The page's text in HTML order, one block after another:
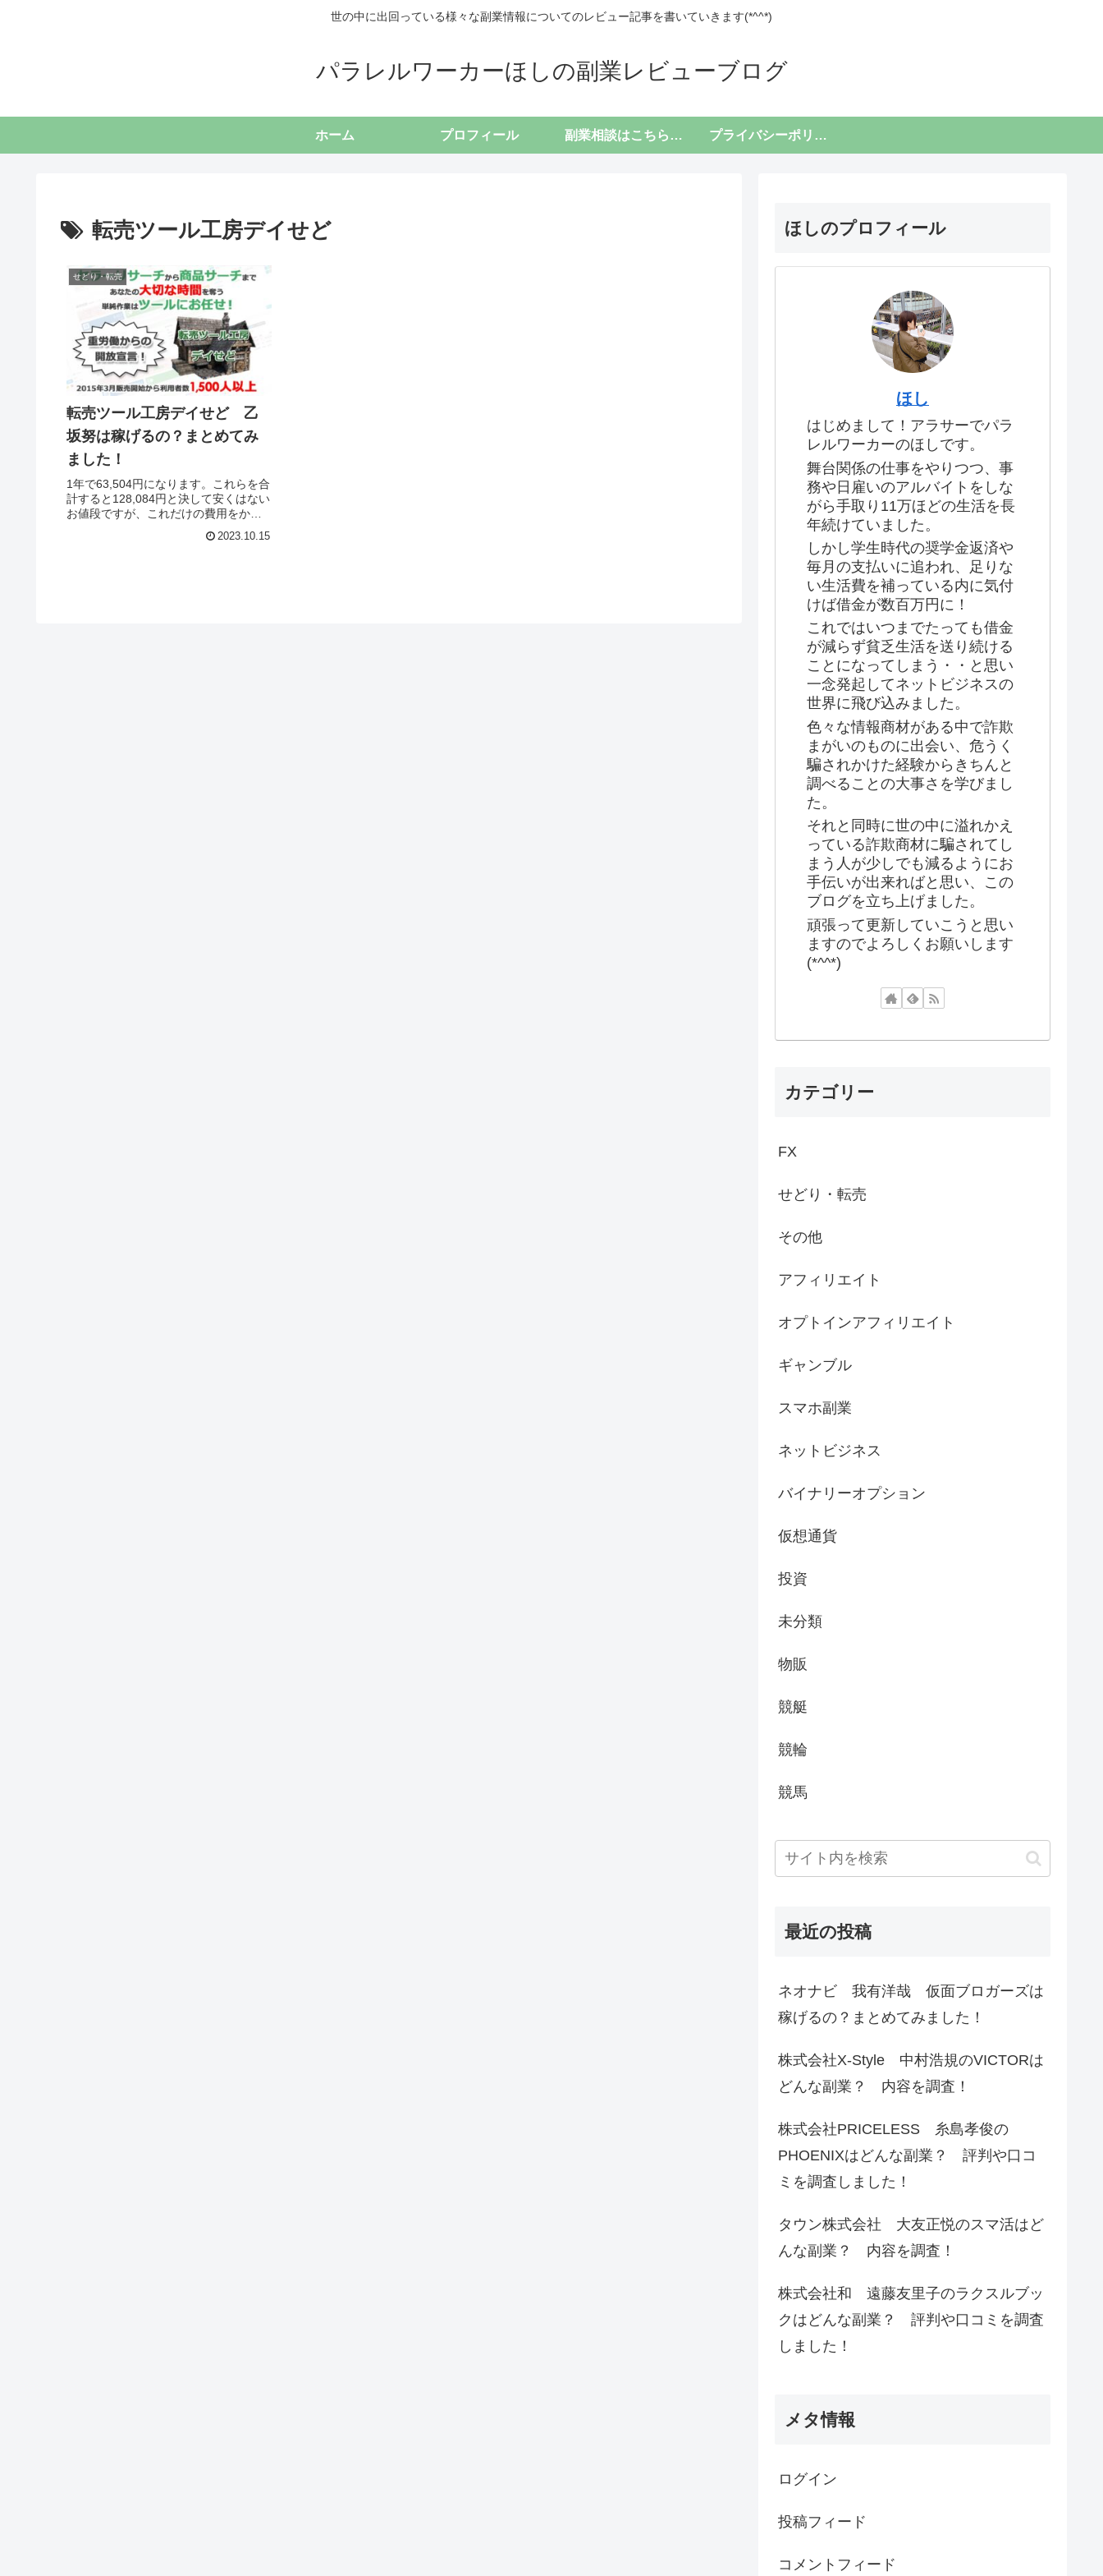
世の中に出回っている様々な副業情報についてのレビュー記事を書いていきます(*^^*)
パラレルワーカーほしの副業レビューブログ
ホーム プロフィール 副業相談はこちらから プライバシーポリシー
転売ツール工房デイせど
せどり・転売
転売ツール工房デイせど 乙
坂努は稼げるの？まとめてみ
ました！
1年で63,504円になります。これらを合
計すると128,084円と決して安くはない
お値段ですが、これだけの費用をかけ
は感じます。上記を踏まえ、私として
2023.10.15
ほしのプロフィール
ほし
はじめまして！アラサーでパラ
レルワーカーのほしです。
舞台関係の仕事をやりつつ、事
務や日雇いのアルバイトをしな
がら手取り11万ほどの生活を長
年続けていました。
しかし学生時代の奨学金返済や
毎月の支払いに追われ、足りな
い生活費を補っている内に気付
けば借金が数百万円に！
これではいつまでたっても借金
が減らず貧乏生活を送り続ける
ことになってしまう・・と思い
一念発起してネットビジネスの
世界に飛び込みました。
色々な情報商材がある中で詐欺
まがいのものに出会い、危うく
騙されかけた経験からきちんと
調べることの大事さを学びまし
た。
それと同時に世の中に溢れかえ
っている詐欺商材に騙されてし
まう人が少しでも減るようにお
手伝いが出来ればと思い、この
ブログを立ち上げました。
頑張って更新していこうと思い
ますのでよろしくお願いします
(*^^*)
カテゴリー
FX
せどり・転売
その他
アフィリエイト
オプトインアフィリエイト
ギャンブル
スマホ副業
ネットビジネス
バイナリーオプション
仮想通貨
投資
未分類
物販
競艇
競輪
競馬
最近の投稿
ネオナビ 我有洋哉 仮面ブロガーズは
稼げるの？まとめてみました！
株式会社X-Style 中村浩規のVICTORは
どんな副業？ 内容を調査！
株式会社PRICELESS 糸島孝俊の
PHOENIXはどんな副業？ 評判や口コ
ミを調査しました！
タウン株式会社 大友正悦のスマ活はど
んな副業？ 内容を調査！
株式会社和 遠藤友里子のラクスルブッ
クはどんな副業？ 評判や口コミを調査
しました！
メタ情報
ログイン
投稿フィード
コメントフィード